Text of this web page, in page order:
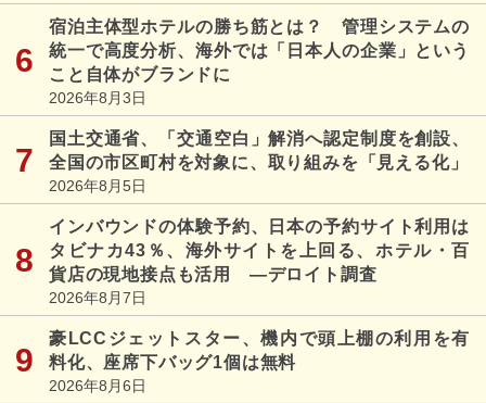
宿泊主体型ホテルの勝ち筋とは？ 管理システムの
統一で高度分析、海外では「日本人の企業」という
こと自体がブランドに
2026年8月3日
国土交通省、「交通空白」解消へ認定制度を創設、
全国の市区町村を対象に、取り組みを「見える化」
2026年8月5日
インバウンドの体験予約、日本の予約サイト利用は
タビナカ43％、海外サイトを上回る、ホテル・百
貨店の現地接点も活用 ―デロイト調査
2026年8月7日
豪LCCジェットスター、機内で頭上棚の利用を有
料化、座席下バッグ1個は無料
2026年8月6日